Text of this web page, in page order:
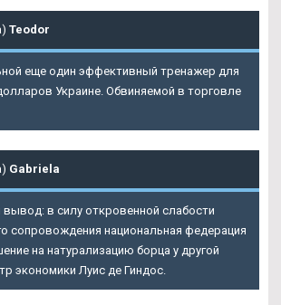
Teodor
еще один эффективный тренажер для
Украине. Обвиняемой в торговле
Gabriela
в силу откровенной слабости
сопровождения национальная федерация
на натурализацию борца у другой
экономики Луис де Гиндос.